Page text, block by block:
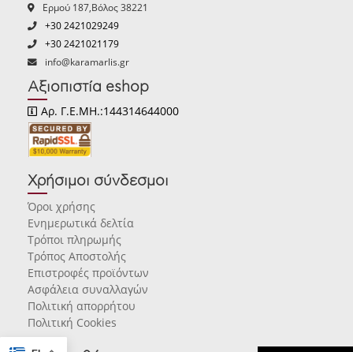
Ερμού 187,Βόλος 38221
+30 2421029249
+30 2421021179
info@karamarlis.gr
Αξιοπιστία eshop
Αρ. Γ.Ε.ΜΗ.:144314644000
Χρήσιμοι σύνδεσμοι
Όροι χρήσης
Ενημερωτικά δελτία
Τρόποι πληρωμής
Τρόπος Αποστολής
Επιστροφές προϊόντων
Ασφάλεια συναλλαγών
Πολιτική απορρήτου
Πολιτική Cookies